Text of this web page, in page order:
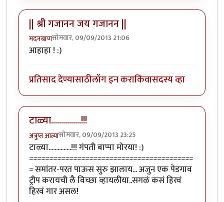
|| श्री गजानन जय गजानन ||
मदनबाणसोमवार, 09/09/2013 21:06
आहाहा ! :)
प्रतिसाद देण्यासाठीलॉग इन कराकिंवासदस्य व्हा
टाळ्या...............!!!
अत्रुप्त आत्मासोमवार, 09/09/2013 23:25
टाळ्या...............!!! गंपती बाप्पा मोरया! :)
=========================================
= समांतर-परत पाऊस सुरु झालाय... अजुन एक पेडगाव
ट्रीप करायची लै विच्छा व्हायलीया..सगळं कसं हिरवं
हिरवं गार असल!